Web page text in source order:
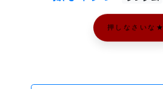
押しなさいな★